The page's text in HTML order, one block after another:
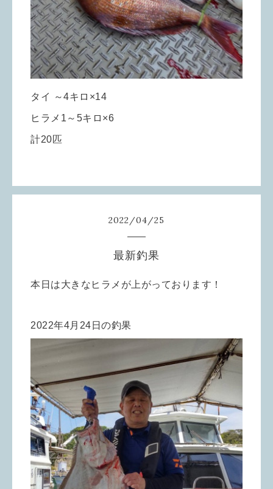
タイ ～4キロ×14
ヒラメ1～5キロ×6
計20匹
2022/04/25
最新釣果
本日は大きなヒラメが上がっております！
2022年4月24日の釣果